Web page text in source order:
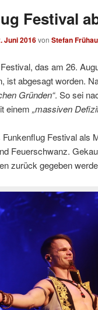
Festival
Juni 2016von Stefan
das am 26.
ist abgesagt worden.
Gründen“. So sei
einem „massiven
Festival als
Feuerschwanz.
zurück gegeben